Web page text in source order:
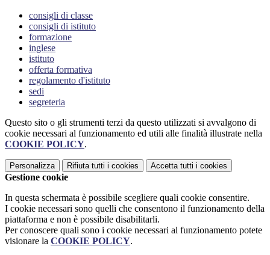
consigli di classe
consigli di istituto
formazione
inglese
istituto
offerta formativa
regolamento d'istituto
sedi
segreteria
Questo sito o gli strumenti terzi da questo utilizzati si avvalgono di
cookie necessari al funzionamento ed utili alle finalità illustrate nella
COOKIE POLICY.
Personalizza Rifiuta tutti i cookies Accetta tutti i cookies
Gestione cookie
In questa schermata è possibile scegliere quali cookie consentire.
I cookie necessari sono quelli che consentono il funzionamento della
piattaforma e non è possibile disabilitarli.
Per conoscere quali sono i cookie necessari al funzionamento potete
visionare la COOKIE POLICY.